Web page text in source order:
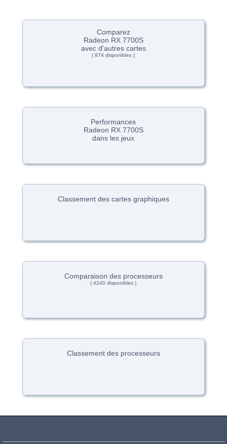
Comparez
Radeon RX 7700S
avec d'autres cartes
( 874 disponibles )
Performances
Radeon RX 7700S
dans les jeux
Classement des cartes graphiques
Comparaison des processeurs
( 4240 disponibles )
Classement des processeurs